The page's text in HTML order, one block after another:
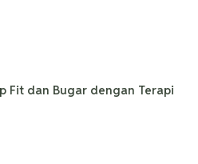
Fit dan Bugar dengan Terapi